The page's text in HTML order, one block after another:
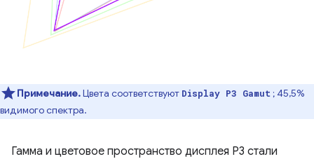
Примечание.Цвета соответствуют Display P3 Gamut ; 45,5%
видимого спектра.
Гамма и цветовое пространство дисплея P3 стали